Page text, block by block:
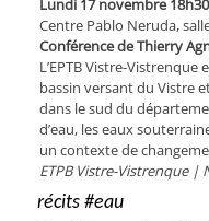
Lundi 17 novembre 18h30
Centre Pablo Neruda,
Conférence de Thierry
L’EPTB Vistre-
bassin ver­sant du Vistre
dans le sud du
d’eau, les eaux
un contexte de
ETPB Vistre-Vistrenque |
récits #eau